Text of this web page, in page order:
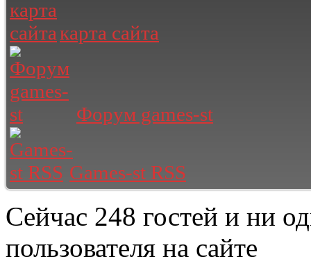
карта сайта
Форум games-st
Games-st RSS
Сейчас 248 гостей и ни
пользователя на сайте